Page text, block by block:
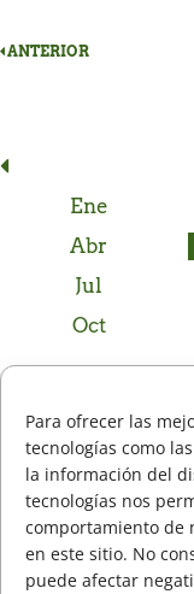
Para ofrecer las
tecnologías como
la información del
tecnologías nos
comportamiento de
en este sitio. No
puede afectar
ANTERIOR
Ene
Abr
Jul
Oct
abr 30, 2018 Izki Golf
abr 30, 2018
E. De los
abr 30, 2018 Victoria del